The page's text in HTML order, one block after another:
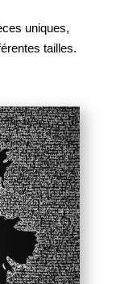
uniques,
tailles.